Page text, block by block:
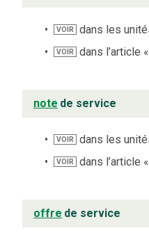
VOIR dans les
VOIR dans l’article «
note de service
VOIR dans les
VOIR dans l’article «
offre de service